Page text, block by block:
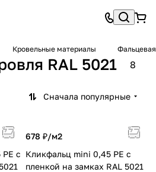
Кровельные материалы
RAL 5021 8
Сначала популярные
с
678 ₽/м2
Кликфальц mini 0,45 PE с
пленкой на замках RAL 5021